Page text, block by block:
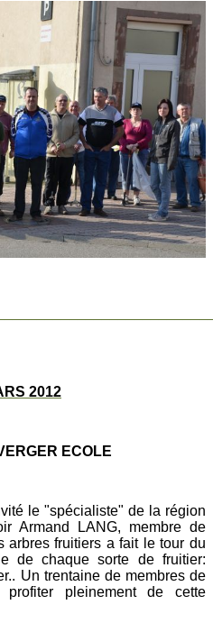
2012
ECOLE
le "spécialiste" de la région
Armand LANG, membre de
arbres fruitiers a fait le tour du
de chaque sorte de fruitier:
Un trentaine de membres de
pleinement de cette